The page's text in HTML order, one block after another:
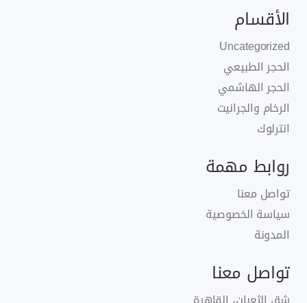
الأقسام
Uncategorized
الحجر الطبيعي
الحجر الهاشمي
الرخام والجرانيت
انترلوك
روابط مهمة
تواصل معنا
سياسة الخصوصية
المدونة
تواصل معنا